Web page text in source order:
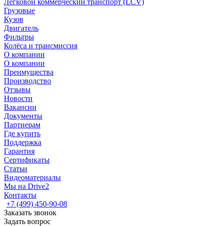
Легковой коммерческий транспорт (LCV)
Грузовые
Кузов
Двигатель
Фильтры
Колёса и трансмиссия
О компании
О компании
Преимущества
Производство
Отзывы
Новости
Вакансии
Документы
Партнерам
Где купить
Поддержка
Гарантия
Сертификаты
Статьи
Видеоматериалы
Мы на Drive2
Контакты
+7 (499) 450-90-08
Заказать звонок
Задать вопрос